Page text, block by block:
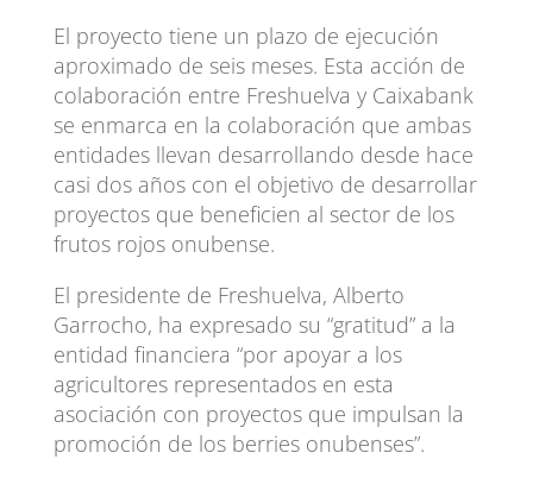
El proyecto tiene un plazo de ejecución
aproximado de seis meses. Esta acción de
colaboración entre Freshuelva y Caixabank
se enmarca en la colaboración que ambas
entidades llevan desarrollando desde hace
casi dos años con el objetivo de desarrollar
proyectos que beneficien al sector de los
frutos rojos onubense.
El presidente de Freshuelva, Alberto
Garrocho, ha expresado su “gratitud” a la
entidad financiera “por apoyar a los
agricultores representados en esta
asociación con proyectos que impulsan la
promoción de los berries onubenses”.